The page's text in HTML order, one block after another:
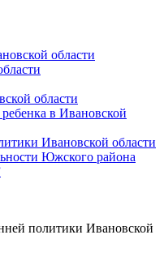
области
области
в Ивановской
Ивановской области
Южского района
политики Ивановской